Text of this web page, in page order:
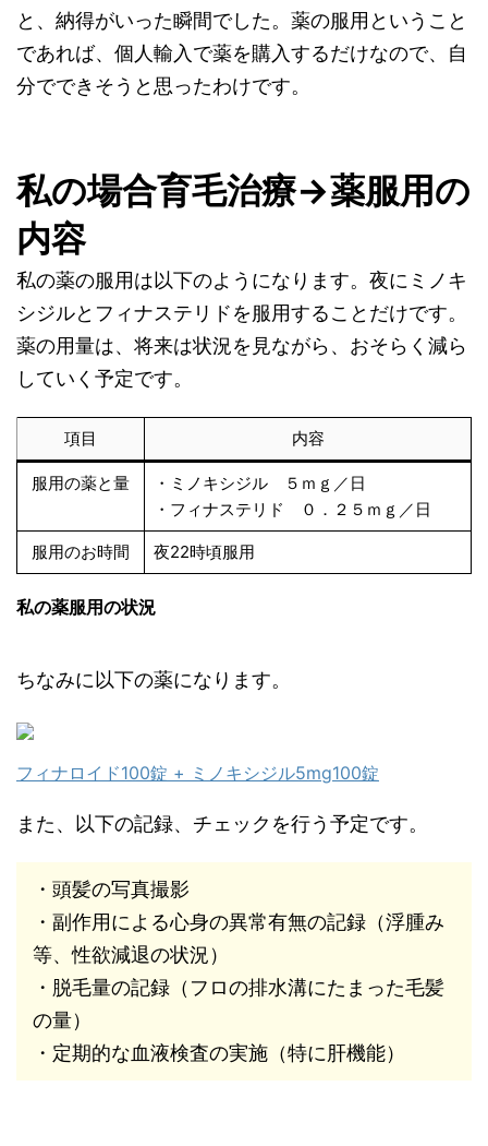
と、納得がいった瞬間でした。薬の服用ということ
であれば、個人輸入で薬を購入するだけなので、自
分でできそうと思ったわけです。
私の場合育毛治療→薬服用の
内容
私の薬の服用は以下のようになります。夜にミノキ
シジルとフィナステリドを服用することだけです。
薬の用量は、将来は状況を見ながら、おそらく減ら
していく予定です。
項目 内容
服用の薬と量
・ミノキシジル ５ｍｇ／日
・フィナステリド ０．２５ｍｇ／日
服用のお時間 夜22時頃服用
私の薬服用の状況
ちなみに以下の薬になります。
フィナロイド100錠 + ミノキシジル5mg100錠
また、以下の記録、チェックを行う予定です。
・頭髪の写真撮影
・副作用による心身の異常有無の記録（浮腫み
等、性欲減退の状況）
・脱毛量の記録（フロの排水溝にたまった毛髪
の量）
・定期的な血液検査の実施（特に肝機能）